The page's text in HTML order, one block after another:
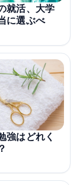
就活、大学
に選ぶべ
強はどれく